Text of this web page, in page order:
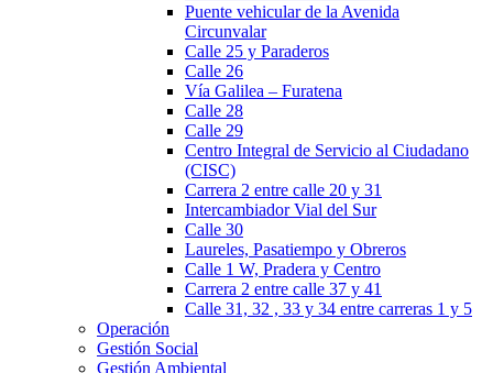
Puente vehicular de la Avenida
Circunvalar
Calle 25 y Paraderos
Calle 26
Vía Galilea – Furatena
Calle 28
Calle 29
Centro Integral de Servicio al Ciudadano
(CISC)
Carrera 2 entre calle 20 y 31
Intercambiador Vial del Sur
Calle 30
Laureles, Pasatiempo y Obreros
Calle 1 W, Pradera y Centro
Carrera 2 entre calle 37 y 41
Calle 31, 32 , 33 y 34 entre carreras 1 y 5
Operación
Gestión Social
Gestión Ambiental